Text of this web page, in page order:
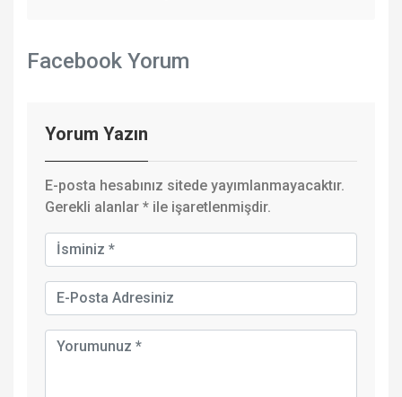
Facebook Yorum
Yorum Yazın
E-posta hesabınız sitede yayımlanmayacaktır.
Gerekli alanlar * ile işaretlenmişdir.